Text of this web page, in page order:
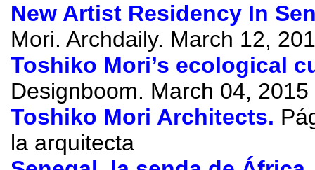
New Artist Residency In
Mori. Archdaily. March 12,
Toshiko Mori’s ecological
Designboom. March 04, 2015
Toshiko Mori Architects.
la arquitecta